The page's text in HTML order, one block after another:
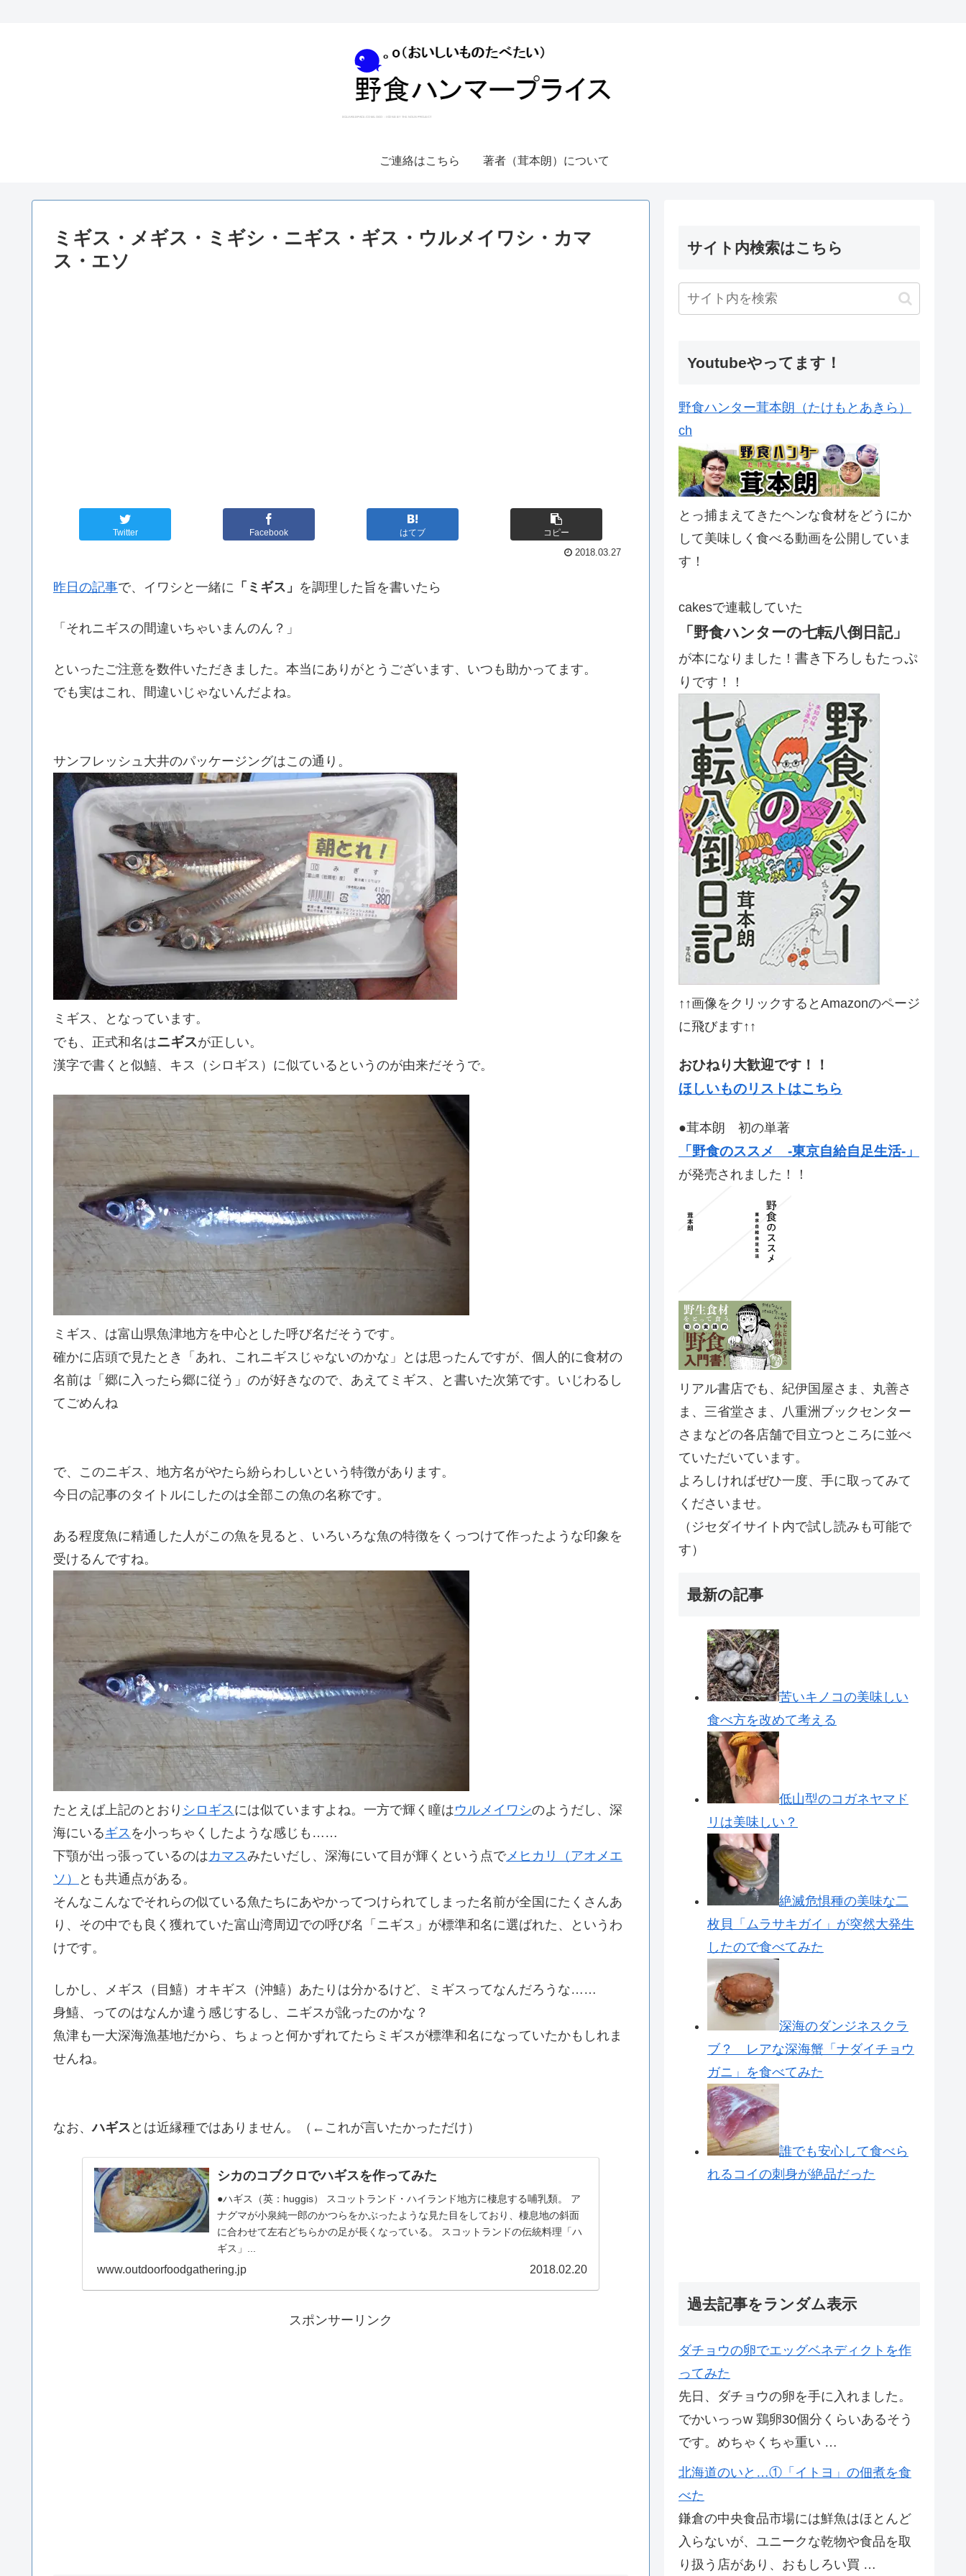
ご連絡はこちら 著者（茸本朗）について
ミギス・メギス・ミギシ・ニギス・ギス・ウルメイワシ・カマ
ス・エソ
Twitter Facebook はてブ コピー
2018.03.27
昨日の記事で、イワシと一緒に 「ミギス」 を調理した旨を書いたら
「それニギスの間違いちゃいまんのん？」
といったご注意を数件いただきました。本当にありがとうございます、いつも助かってます。
でも実はこれ、間違いじゃないんだよね。
サンフレッシュ大井のパッケージングはこの通り。
ミギス、となっています。
でも、正式和名はニギスが正しい。
漢字で書くと似鱚、キス（シロギス）に似ているというのが由来だそうで。
ミギス、は富山県魚津地方を中心とした呼び名だそうです。
確かに店頭で見たとき「あれ、これニギスじゃないのかな」とは思ったんですが、個人的に食材の
名前は「郷に入ったら郷に従う」のが好きなので、あえてミギス、と書いた次第です。いじわるし
てごめんね
で、このニギス、地方名がやたら紛らわしいという特徴があります。
今日の記事のタイトルにしたのは全部この魚の名称です。
ある程度魚に精通した人がこの魚を見ると、いろいろな魚の特徴をくっつけて作ったような印象を
受けるんですね。
たとえば上記のとおり シロギスには似ていますよね。一方で輝く瞳はウルメイワシのようだし、深
海にいるギス を小っちゃくしたような感じも……
下顎が出っ張っているのはカマスみたいだし、深海にいて目が輝くという点でメヒカリ（アオメエ
ソ）
とも共通点がある。
そんなこんなでそれらの似ている魚たちにあやかってつけられてしまった名前が全国にたくさんあ
り、その中でも良く獲れていた富山湾周辺での呼び名「ニギス」が標準和名に選ばれた、というわ
けです。
しかし、メギス（目鱚）オキギス（沖鱚）あたりは分かるけど、ミギスってなんだろうな……
身鱚、ってのはなんか違う感じするし、ニギスが訛ったのかな？
魚津も一大深海漁基地だから、ちょっと何かずれてたらミギスが標準和名になっていたかもしれま
せんね。
なお、ハギス とは近縁種ではありません。（←これが言いたかっただけ）
シカのコブクロでハギスを作ってみた
●ハギス（英：huggis） スコットランド・ハイランド地方に棲息する哺乳類。 ア
ナグマが小泉純一郎のかつらをかぶったような見た目をしており、棲息地の斜面
に合わせて左右どちらかの足が長くなっている。 スコットランドの伝統料理「ハ
ギス」...
www.outdoorfoodgathering.jp 2018.02.20
スポンサーリンク
サイト内検索はこちら
Youtubeやってます！
野食ハンター茸本朗（たけもとあきら）
ch
とっ捕まえてきたヘンな食材をどうにか
して美味しく食べる動画を公開していま
す！
cakesで連載していた
「野食ハンターの七転八倒日記」
が本になりました！ 書き下ろしもたっぷ
り です！！
↑↑画像をクリックするとAmazonのページ
に飛びます↑↑
おひねり大歓迎です！！
ほしいものリストはこちら
●茸本朗 初の単著
「野食のススメ -東京自給自足生活-」
が発売されました！！
リアル書店でも、紀伊国屋さま、丸善さ
ま、三省堂さま、八重洲ブックセンター
さまなどの各店舗で目立つところに並べ
ていただいています。
よろしければぜひ一度、手に取ってみて
くださいませ。
（ジセダイサイト内で試し読みも可能で
す）
最新の記事
苦いキノコの美味しい
食べ方を改めて考える
低山型のコガネヤマド
リは美味しい？
絶滅危惧種の美味な二
枚貝「ムラサキガイ」が突然大発生
したので食べてみた
深海のダンジネスクラ
ブ？ レアな深海蟹「ナダイチョウ
ガニ」を食べてみた
誰でも安心して食べら
れるコイの刺身が絶品だった
過去記事をランダム表示
ダチョウの卵でエッグベネディクトを作
ってみた
先日、ダチョウの卵を手に入れました。
でかいっっw 鶏卵30個分くらいあるそう
です。めちゃくちゃ重い …
北海道のいと…①「イトヨ」の佃煮を食
べた
鎌倉の中央食品市場には鮮魚はほとんど
入らないが、ユニークな乾物や食品を取
り扱う店があり、おもしろい買 …